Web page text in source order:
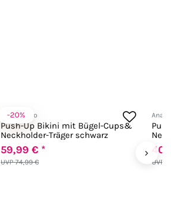
-20%
Anabel Arto
Push-Up Bikini mit Bügel-Cups&
Neckholder-Träger schwarz
UVP 74,99 €
59,99 € *
UVP
›